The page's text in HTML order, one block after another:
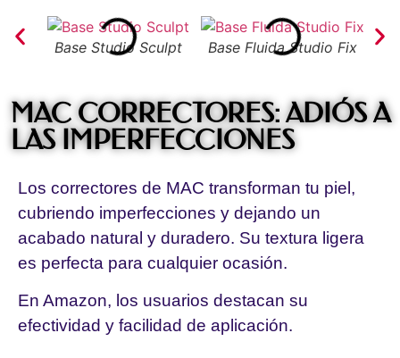
Base Studio Sculpt Base Fluida Studio Fix
MAC CORRECTORES: ADIÓS A
LAS IMPERFECCIONES
Los correctores de MAC transforman tu piel,
cubriendo imperfecciones y dejando un
acabado natural y duradero. Su textura ligera
es perfecta para cualquier ocasión.
En Amazon, los usuarios destacan su
efectividad y facilidad de aplicación.